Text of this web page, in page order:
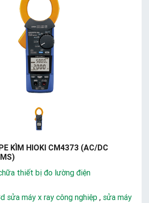
KÌM HIOKI CM4373 (AC/DC
thiết bị đo lường điện
sửa máy x ray công nghiệp , sửa máy